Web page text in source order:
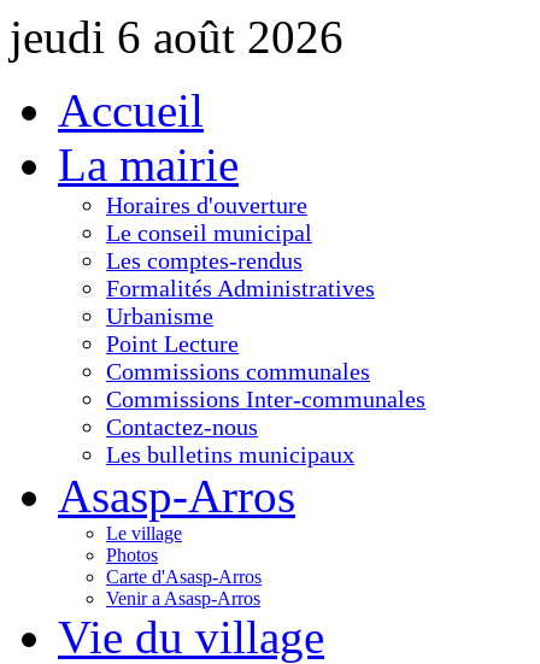
jeudi 6 août 2026
Accueil
La mairie
Horaires d'ouverture
Le conseil municipal
Les comptes-rendus
Formalités Administratives
Urbanisme
Point Lecture
Commissions communales
Commissions Inter-communales
Contactez-nous
Les bulletins municipaux
Asasp-Arros
Le village
Photos
Carte d'Asasp-Arros
Venir a Asasp-Arros
Vie du village